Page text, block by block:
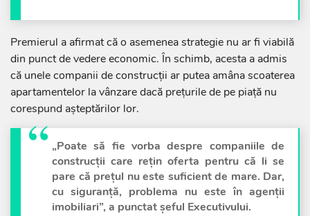
Premierul a afirmat că o asemenea strategie nu ar fi viabilă
din punct de vedere economic. În schimb, acesta a admis
că unele companii de construcții ar putea amâna scoaterea
apartamentelor la vânzare dacă prețurile de pe piață nu
corespund așteptărilor lor.
„Poate să fie vorba despre companiile de
construcții care rețin oferta pentru că li se
pare că prețul nu este suficient de mare. Dar,
cu siguranță, problema nu este în agenții
imobiliari”, a punctat șeful Executivului.